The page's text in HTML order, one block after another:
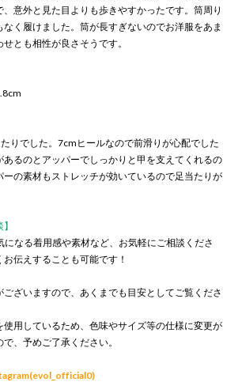
意外と見た目よりも歩きやすかったです。筒周り
く履けました。筒が長すぎないのでお洋服をあま
とも相性が良さそうです。
りでした。7cmヒールなので前滑りが心配でした
るのとアッパーでしっかりと甲を支えてくれるの
の素材もストレッチが効いているので足当たりが
なる着用感や素材など、お気軽にご相談くださ
伝えすることも可能です！
ざいますので、あくまでも目安としてご覧くださ
用しているため、色味やサイズ等の仕様に変更が
、予めご了承ください。